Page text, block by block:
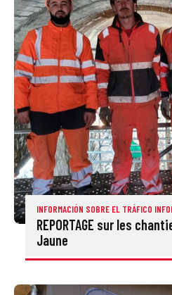
INFORMACIÓN SOBRE EL TRÁFICO
REPORTAGE sur les
Jaune